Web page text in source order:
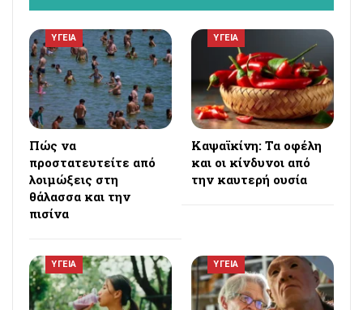
ΥΓΕΙΑ
Πώς να
προστατευτείτε από
λοιμώξεις στη
θάλασσα και την
πισίνα
ΥΓΕΙΑ
Καψαϊκίνη: Τα οφέλη
και οι κίνδυνοι από
την καυτερή ουσία
ΥΓΕΙΑ ΥΓΕΙΑ